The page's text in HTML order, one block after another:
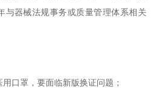
与器械法规事务或质量管理体系相关
口罩，要面临新版换证问题；